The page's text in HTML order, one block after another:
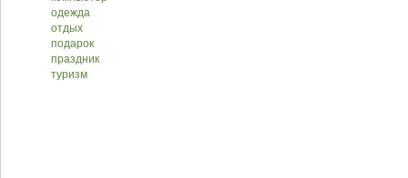
одежда
отдых
подарок
праздник
туризм